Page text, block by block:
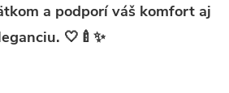
a podporí váš komfort aj
🤍🍼✨